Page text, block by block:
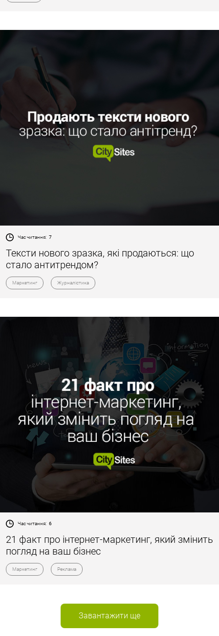
Час читання: 7
Тексти нового зразка, які продаються: що
стало антитрендом?
Маркетинг Журналістика
Час читання: 6
21 факт про інтернет-маркетинг, який змінить
погляд на ваш бізнес
Маркетинг Реклама
Завантажити ще